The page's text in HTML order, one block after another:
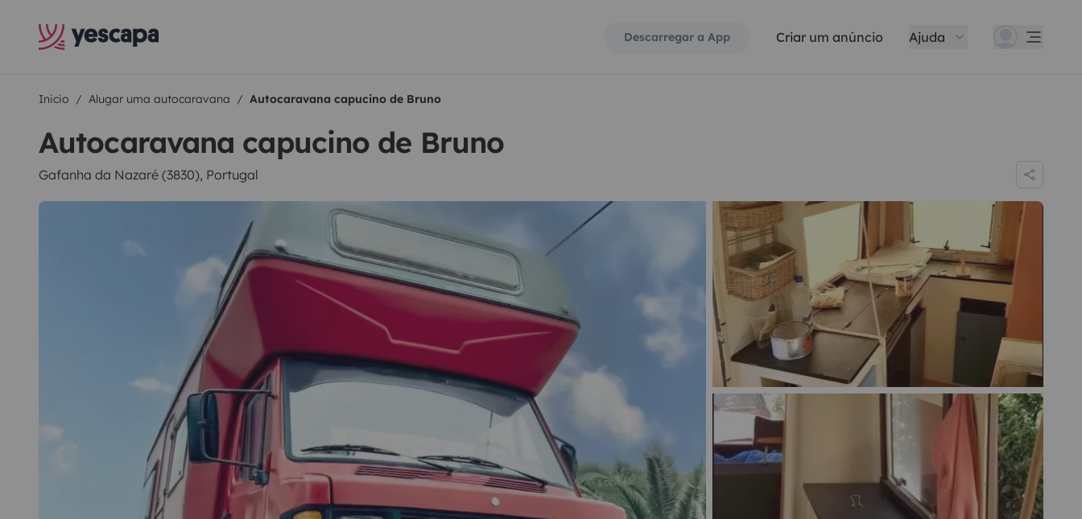
Descarregar a App Criar um anúncio Ajuda
Inicio Alugar uma autocaravana Autocaravana capucino de Bruno
Autocaravana capucino de Bruno
Gafanha da Nazaré (3830), Portugal